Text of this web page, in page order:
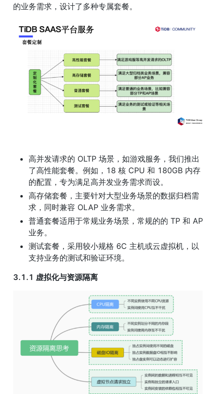
的业务需求，设计了多种专属套餐。
高并发请求的 OLTP 场景，如游戏服务，我们推出
了高性能套餐。例如，18 核 CPU 和 180GB 内存
的配置，专为满足高并发业务需求而设。
高存储套餐，主要针对大型业务场景的数据归档需
求，同时兼容 OLAP 业务需求。
普通套餐适用于常规业务场景，常规的的 TP 和 AP
业务。
测试套餐，采用较小规格 6C 主机或云虚拟机，以
支持业务的测试和验证环境。
3.1.1 虚拟化与资源隔离